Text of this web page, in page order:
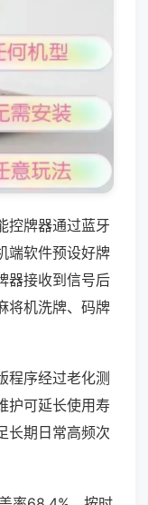
控牌器通过蓝牙
端软件预设好牌
器接收到信号后
将机洗牌、码牌
程序经过老化测
护可延长使用寿
长期日常高频次